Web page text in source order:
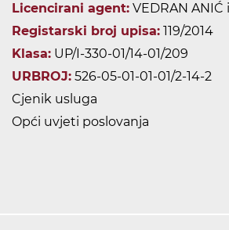
Licencirani agent: VEDRAN ANIĆ
Registarski broj upisa: 119/2014
Klasa: UP/I-330-01/14-01/209
URBROJ: 526-05-01-01-01/2-14-2
Cjenik usluga
Opći uvjeti poslovanja